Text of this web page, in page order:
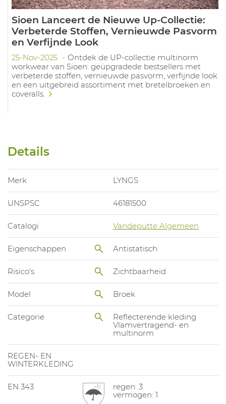
Sioen Lanceert de Nieuwe Up-Collectie:
Verbeterde Stoffen, Vernieuwde Pasvorm
en Verfijnde Look
25-Nov-2025
Ontdek de UP-collectie multinorm
workwear van Sioen: geüpgradede bestsellers met
verbeterde stoffen, vernieuwde pasvorm, verfijnde look
en een uitgebreid assortiment met bretelbroeken en
coveralls.
Details
Merk LYNGS
UNSPSC 46181500
Catalogi Vandeputte Algemeen
Eigenschappen Antistatisch
Risico's Zichtbaarheid
Model Broek
Categorie
Reflecterende kleding
Vlamvertragend- en
multinorm
REGEN- EN
WINTERKLEDING
EN 343
regen: 3
vermogen: 1